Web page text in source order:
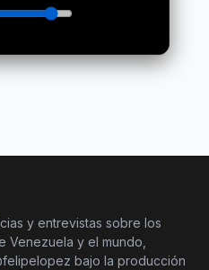
y entrevistas sobre los
Venezuela y el mundo,
bajo la producción